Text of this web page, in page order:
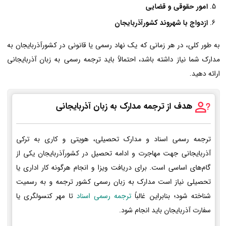
امور حقوقی و قضایی
ازدواج با شهروند کشورآذربایجان
به طور کلی، در هر زمانی که یک نهاد رسمی یا قانونی در کشورآذربایجان به
مدارک شما نیاز داشته باشد، احتمالاً باید ترجمه رسمی به زبان آذربایجانی
ارائه دهید.
هدف از ترجمه مدارک به زبان آذربایجانی
ترجمه رسمی اسناد و مدارک تحصیلی، هویتی و کاری به ترکی
آذربایجانی جهت مهاجرت و ادامه تحصیل در کشورآذربایجان یکی از
گام‌های اساسی است. برای دریافت ویزا و انجام هرگونه کار اداری یا
تحصیلی نیاز است مدارک به زبان رسمی کشور ترجمه و به رسمیت
شناخته شود؛ بنابراین غالباً ترجمه رسمی اسناد تا مهر کنسولگری یا
سفارت آذربایجان باید انجام شود.